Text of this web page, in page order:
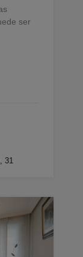
ser
31